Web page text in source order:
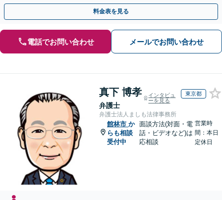
続は次世代を見据えたご提案。生前対策もお任せを
料金表を見る
電話でお問い合わせ メールでお問い合わせ
真下 博孝
弁護士
インタビュ
ーを見る
東京都
弁護士法人ましも法律事務所
館林市 か
らも相談
受付中
面談方法(対面・電
話・ビデオなど)は
応相談
営業時
間：本日
定休日